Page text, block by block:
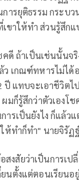
การยุติธรรม กระบว
ขาให้ทำ ส่วนรู้สึก
คดี ถ้าเป็นเช่นนั้นจ
เกณฑ์ทหารไม่ได้
ปี แทบจะเอาชีวิตไ
มก็รู้สึกว่าตัวเองโ
ารเป็นยังไง ก็แล้ว
ห้ทำก็ทำ" นายจิรัฏ
งสัยว่าเป็นการเป
นตั้งแต่ตอนเรียนอ